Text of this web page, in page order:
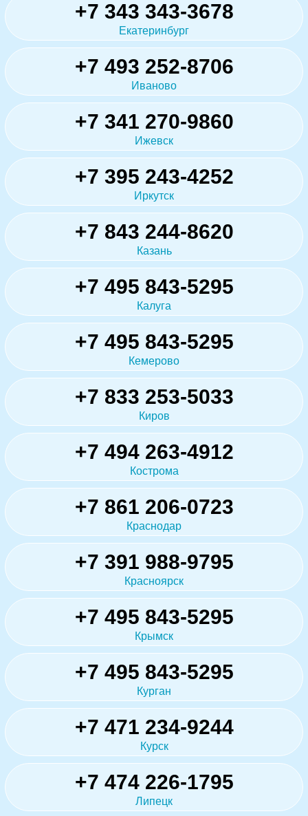
+7 343 343-3678
Екатеринбург
+7 493 252-8706
Иваново
+7 341 270-9860
Ижевск
+7 395 243-4252
Иркутск
+7 843 244-8620
Казань
+7 495 843-5295
Калуга
+7 495 843-5295
Кемерово
+7 833 253-5033
Киров
+7 494 263-4912
Кострома
+7 861 206-0723
Краснодар
+7 391 988-9795
Красноярск
+7 495 843-5295
Крымск
+7 495 843-5295
Курган
+7 471 234-9244
Курск
+7 474 226-1795
Липецк